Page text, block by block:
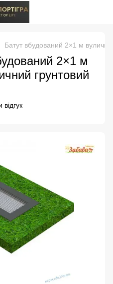
Батут вбудований 2×1 м
2×1 м
грунтовий